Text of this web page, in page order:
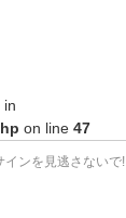
in
on line 47
インを見逃さないで!